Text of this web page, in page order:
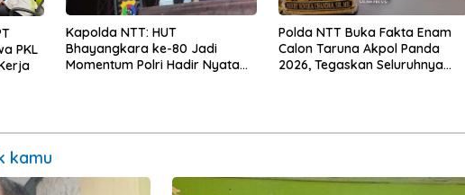
PKL
Kapolda NTT: HUT
Bhayangkara ke-80 Jadi
Momentum Polri Hadir Nyata
Polda NTT Buka Fakta Enam
Calon Taruna Akpol Panda
2026, Tegaskan Seluruhnya
kamu